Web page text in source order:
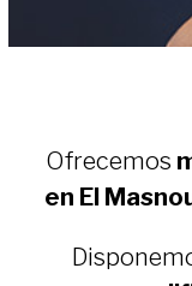
Ofrecemos
en El